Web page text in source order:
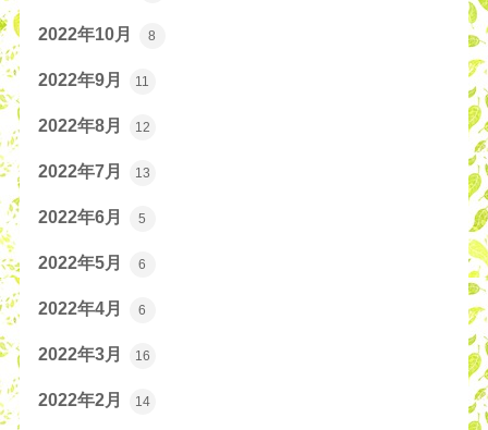
2022年10月 8
2022年9月 11
2022年8月 12
2022年7月 13
2022年6月 5
2022年5月 6
2022年4月 6
2022年3月 16
2022年2月 14